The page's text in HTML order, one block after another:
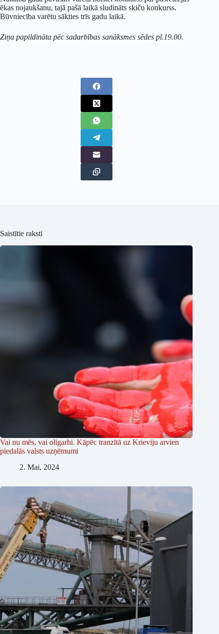
ēkas nojaukšanu, tajā pašā laikā sludināts skiču konkurss.
Būvniecība varētu sākties trīs gadu laikā.
Ziņa papildināta pēc sadarbības sanāksmes sēdes pl.19.00.
Saistītie raksti
Vai nu mēs, vai oligarhi. Kāpēc tranzītā uz Krieviju arvien
piedalās valsts uzņēmumi
2. Mai, 2024